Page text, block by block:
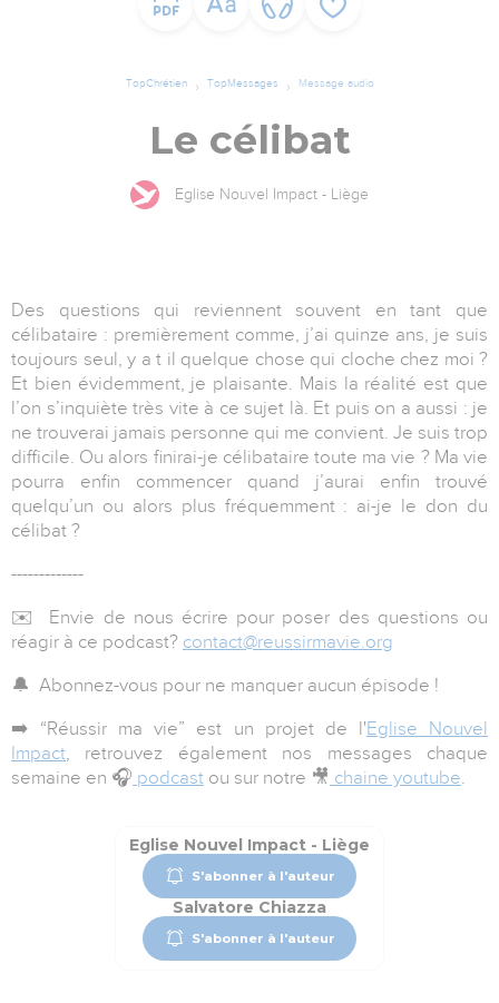
TopChrétien TopMessages Message audio
Le célibat
Eglise Nouvel Impact - Liège
Des questions qui reviennent souvent en tant que
célibataire : premièrement comme, j’ai quinze ans, je suis
toujours seul, y a t il quelque chose qui cloche chez moi ?
Et bien évidemment, je plaisante. Mais la réalité est que
l’on s’inquiète très vite à ce sujet là. Et puis on a aussi : je
ne trouverai jamais personne qui me convient. Je suis trop
difficile. Ou alors finirai-je célibataire toute ma vie ? Ma vie
pourra enfin commencer quand j’aurai enfin trouvé
quelqu’un ou alors plus fréquemment : ai-je le don du
célibat ?
-------------
✉️ Envie de nous écrire pour poser des questions ou
réagir à ce podcast? contact@reussirmavie.org
🔔 Abonnez-vous pour ne manquer aucun épisode !
➡️ “Réussir ma vie” est un projet de l'Eglise Nouvel
Impact, retrouvez également nos messages chaque
semaine en 🎧 podcast ou sur notre 🎥 chaine youtube.
Eglise Nouvel Impact - Liège
S'abonner à l'auteur
Salvatore Chiazza
S'abonner à l'auteur